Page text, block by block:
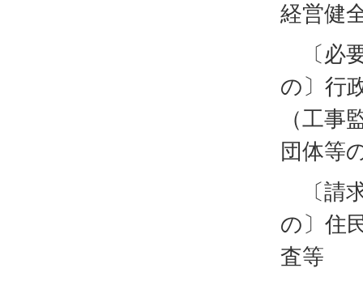
経営健
〔必
の〕行
（工事
団体等
〔請
の〕住
査等